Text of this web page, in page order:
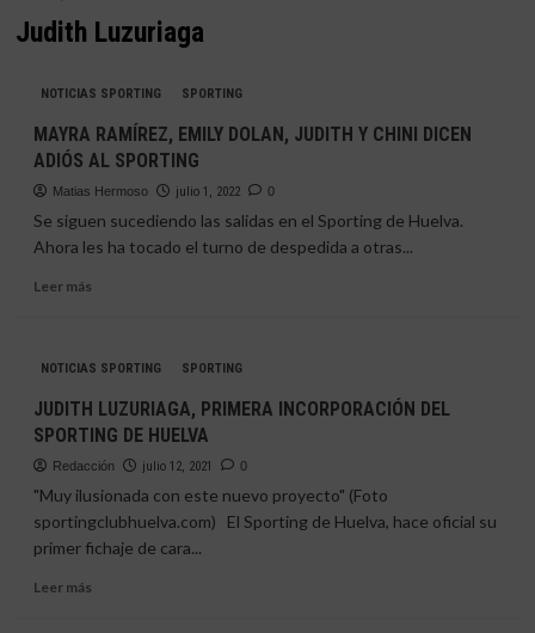
Judith Luzuriaga
NOTICIAS SPORTING SPORTING
MAYRA RAMÍREZ, EMILY DOLAN, JUDITH Y CHINI DICEN
ADIÓS AL SPORTING
Matias Hermoso julio 1, 2022 0
Se siguen sucediendo las salidas en el Sporting de Huelva.
Ahora les ha tocado el turno de despedida a otras...
Leer másLeer
RAMÍREZ,
DOLAN,
JUDITH
Y
CHINI
ADIÓS
AL
NOTICIAS SPORTING SPORTING
JUDITH LUZURIAGA, PRIMERA INCORPORACIÓN DEL
SPORTING DE HUELVA
Redacción julio 12, 2021 0
"Muy ilusionada con este nuevo proyecto" (Foto
sportingclubhuelva.com) El Sporting de Huelva, hace oficial su
primer fichaje de cara...
Leer másLeer